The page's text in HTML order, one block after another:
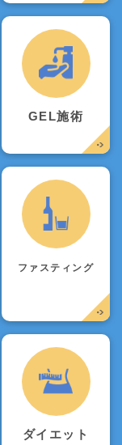
GEL施術
ファスティング
ダイエット